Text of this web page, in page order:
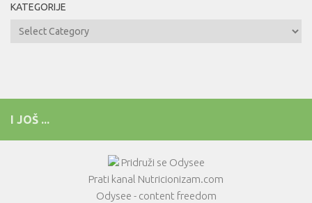
KATEGORIJE
Kategorije
I JOŠ ...
Pridruži se Odysee
Prati kanal Nutricionizam.com
Odysee - content freedom